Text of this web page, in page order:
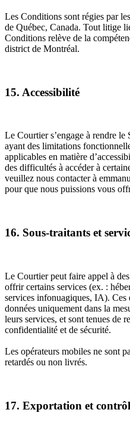
Les Conditions sont régies par
de Québec, Canada. Tout litige
Conditions relève de la
district de Montréal.
15. Accessibilité
Le Courtier s’engage à rendre le
ayant des limitations
applicables en matière
des difficultés à accéder à
veuillez nous contacter à
pour que nous puissions vous
16. Sous-traitants et
Le Courtier peut faire appel à
offrir certains services (ex. :
services infonuagiques, IA). Ces
données uniquement dans la
leurs services, et sont tenues de
confidentialité et de sécurité.
Les opérateurs mobiles ne sont
retardés ou non livrés.
17. Exportation et